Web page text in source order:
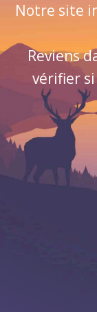
Notre site
Reviens
vérifier